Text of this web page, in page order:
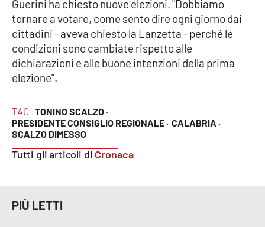
Parchi Marini Calabria
Leggendo Alvaro insieme
Imprese Di Calabria
Le perfidie di Antonella Grippo
LaC TV
TAG TONINO SCALZO ·
PRESIDENTE CONSIGLIO REGIONALE · CALABRIA ·
SCALZO DIMESSO
Tutti gli articoli di Cronaca
Guerini ha chiesto nuove elezioni. "Dobbiamo
tornare a votare, come sento dire ogni giorno dai
cittadini - aveva chiesto la Lanzetta - perché le
condizioni sono cambiate rispetto alle
dichiarazioni e alle buone intenzioni della prima
elezione".
PIÙ LETTI